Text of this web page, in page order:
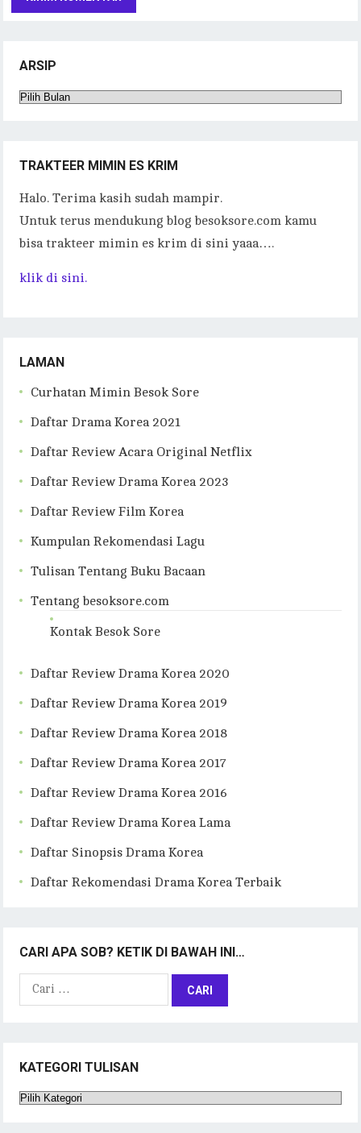
ARSIP
Arsip
TRAKTEER MIMIN ES KRIM
Halo. Terima kasih sudah mampir.
Untuk terus mendukung blog besoksore.com kamu
bisa trakteer mimin es krim di sini yaaa….
klik di sini.
LAMAN
Curhatan Mimin Besok Sore
Daftar Drama Korea 2021
Daftar Review Acara Original Netflix
Daftar Review Drama Korea 2023
Daftar Review Film Korea
Kumpulan Rekomendasi Lagu
Tulisan Tentang Buku Bacaan
Tentang besoksore.com
Kontak Besok Sore
Daftar Review Drama Korea 2020
Daftar Review Drama Korea 2019
Daftar Review Drama Korea 2018
Daftar Review Drama Korea 2017
Daftar Review Drama Korea 2016
Daftar Review Drama Korea Lama
Daftar Sinopsis Drama Korea
Daftar Rekomendasi Drama Korea Terbaik
CARI APA SOB? KETIK DI BAWAH INI…
Cari
KATEGORI TULISAN
Kategori